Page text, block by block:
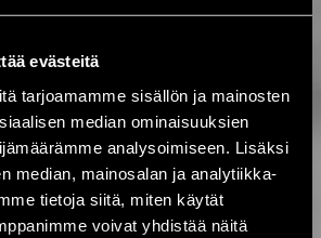
evästeitä
tarjoamamme sisällön ja mainosten
median ominaisuuksien
analysoimiseen. Lisäksi
median, mainosalan ja analytiikka-
tietoja siitä, miten käytät
voivat yhdistää näitä
ajoissa!
uusi blueselämys Helsingin